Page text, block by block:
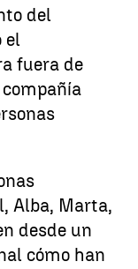
del
el
fuera de
Alba, Marta,
desde un
cómo han